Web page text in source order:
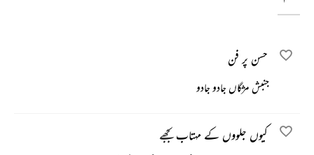
حسن پر فن
جنبش مژگاں جادو جادو
کیوں جلووں کے مہتاب بجھے